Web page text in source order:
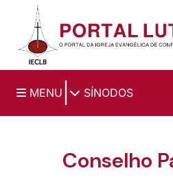
Ir para o conteúdo principal
MENU SÍNODOS
Conselho